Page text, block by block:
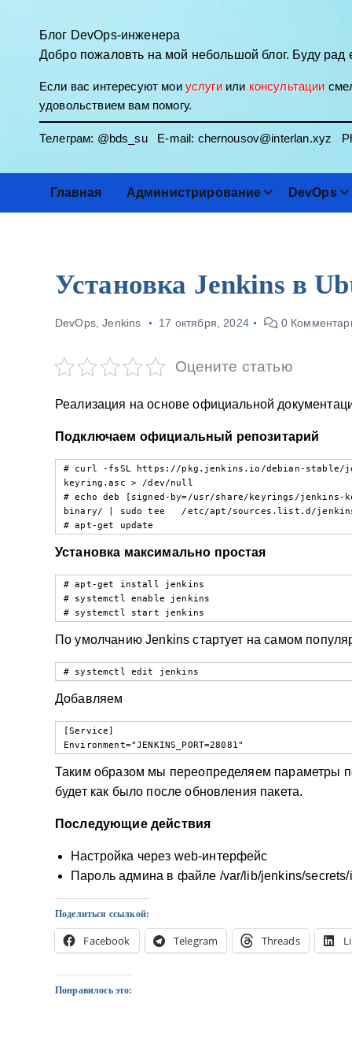
Блог DevOps-инженера
Добро пожаловть на мой небольшой блог. Буду рад
Если вас интересуют мои услугиили консультации
удовольствием вам помогу.
Телеграм: @bds_suE-mail: chernousov@interlan.xyz
Главная Администрирование DevOps
Установка Jenkins в
DevOps,Jenkins 17 октября, 2024 0
Оцените статью
Реализация на основе официальной
Подключаем официальный репозитарий
# curl -fsSL https://pkg.jenkins.io/debian-stable/
keyring.asc > /dev/null
# echo deb [signed-by=/usr/share/keyrings/
binary/ | sudo tee   /etc/apt/sources.list.d/
# apt-get update
Установка максимально простая
# apt-get install jenkins
# systemctl enable jenkins
# systemctl start jenkins
По умолчанию Jenkins стартует на самом
# systemctl edit jenkins
Добавляем
[Service]
Environment="JENKINS_PORT=28081"
Таким образом мы переопределяем параметры
будет как было после обновления пакета.
Последующие действия
Настройка через web-интерфейс
Пароль админа в файле /var/lib/jenkins/
Поделиться ссылкой:
Facebook Telegram Threads
Понравилось это: